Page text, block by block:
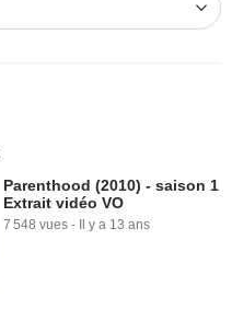
Parenthood (2010) - saison 1
Extrait vidéo VO
7 548 vues - Il y a 13 ans